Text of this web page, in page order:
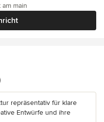
main
5 Sternen
repräsentativ für klare
Entwürfe und ihre